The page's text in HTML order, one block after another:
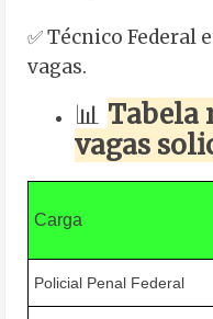
✅ Técnico Federal
vagas.
📊 Tabela
vagas
Carga
Policial Penal Federal